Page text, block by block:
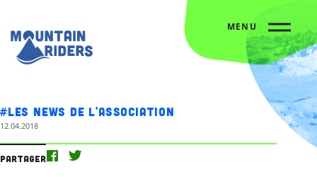
MENU
#Les news de l'association
12.04.2018
Partager